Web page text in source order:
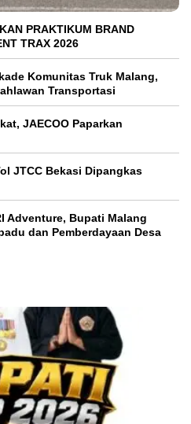
PRAKTIKUM BRAND
TRAX 2026
Komunitas Truk Malang,
Transportasi
JAECOO Paparkan
JTCC Bekasi Dipangkas
Adventure, Bupati Malang
dan Pemberdayaan Desa